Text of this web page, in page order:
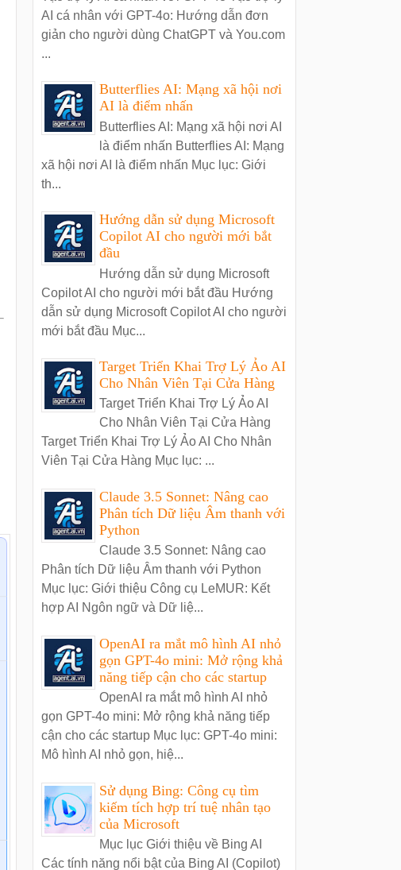
AI cá nhân với GPT-4o: Hướng dẫn đơn
giản cho người dùng ChatGPT và You.com
...
Butterflies AI: Mạng xã hội nơi
AI là điểm nhấn
Butterflies AI: Mạng xã hội nơi AI
là điểm nhấn Butterflies AI: Mạng
xã hội nơi AI là điểm nhấn Mục lục: Giới
th...
Hướng dẫn sử dụng Microsoft
Copilot AI cho người mới bắt
đầu
Hướng dẫn sử dụng Microsoft
Copilot AI cho người mới bắt đầu Hướng
dẫn sử dụng Microsoft Copilot AI cho người
mới bắt đầu Mục...
Target Triển Khai Trợ Lý Ảo AI
Cho Nhân Viên Tại Cửa Hàng
Target Triển Khai Trợ Lý Ảo AI
Cho Nhân Viên Tại Cửa Hàng
Target Triển Khai Trợ Lý Ảo AI Cho Nhân
Viên Tại Cửa Hàng Mục lục: ...
Claude 3.5 Sonnet: Nâng cao
Phân tích Dữ liệu Âm thanh với
Python
Claude 3.5 Sonnet: Nâng cao
Phân tích Dữ liệu Âm thanh với Python
Mục lục: Giới thiệu Công cụ LeMUR: Kết
hợp AI Ngôn ngữ và Dữ liệ...
OpenAI ra mắt mô hình AI nhỏ
gọn GPT-4o mini: Mở rộng khả
năng tiếp cận cho các startup
OpenAI ra mắt mô hình AI nhỏ
gọn GPT-4o mini: Mở rộng khả năng tiếp
cận cho các startup Mục lục: GPT-4o mini:
Mô hình AI nhỏ gọn, hiệ...
Sử dụng Bing: Công cụ tìm
kiếm tích hợp trí tuệ nhân tạo
của Microsoft
Mục lục Giới thiệu về Bing AI
Các tính năng nổi bật của Bing AI (Copilot)